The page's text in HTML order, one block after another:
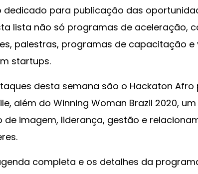
dedicado para publicação das
lista não só programas de aceleração,
palestras, programas de capacitação e
startups.
desta semana são o Hackaton
além do Winning Woman Brazil 2020,
de imagem, liderança, gestão e
completa e os detalhes da